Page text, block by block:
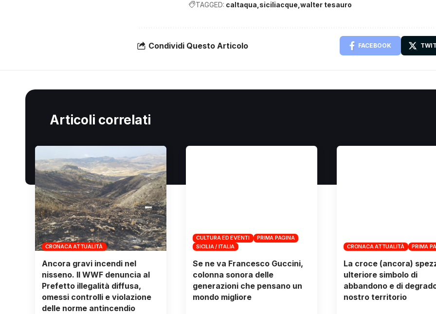
TAGGED: caltaqua siciliacque walter tesauro
Condividi Questo Articolo FACEBOOK
Articoli correlati
CRONACA ATTUALITÀ
Ancora gravi incendi nel
nisseno. Il WWF denuncia al
Prefetto illegalità diffusa,
omessi controlli e violazione
delle norme antincendio
CULTURA ED EVENTI
PRIMA PAGINA
SICILIA / ITALIA
Se ne va Francesco Guccini,
colonna sonora delle
generazioni che pensano un
mondo migliore
CRONACA ATTUALITÀ PRIMA
La croce (ancora)
ulteriore simbolo di
abbandono e di
nostro territorio